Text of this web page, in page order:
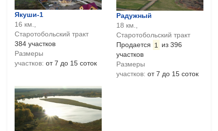
Якуши-1
16 км.,
Старотобольский тракт
384 участков
Размеры
участков: от 7 до 15 соток
Радужный
18 км.,
Старотобольский тракт
Продается 1
из 396
участков
Размеры
участков: от 7 до 15 соток